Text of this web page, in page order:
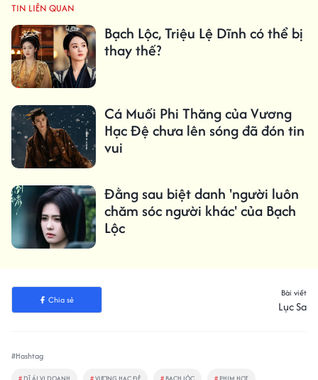
TIN LIÊN QUAN
Bạch Lộc, Triệu Lệ Dĩnh có thể bị
thay thế?
Cá Muối Phi Thăng của Vương
Hạc Đệ chưa lên sóng đã đón tin
vui
Đằng sau biệt danh 'người luôn
chăm sóc người khác' của Bạch
Lộc
Chia sẻ
Bài viết
Lục Sa
#Hashtag